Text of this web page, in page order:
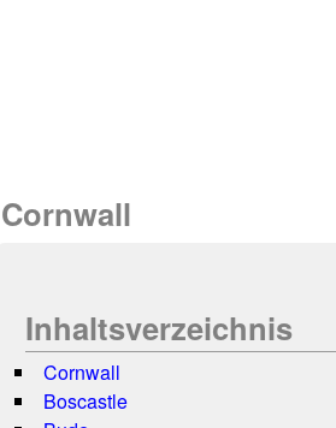
Cornwall
Inhaltsverzeichnis
Cornwall
Boscastle